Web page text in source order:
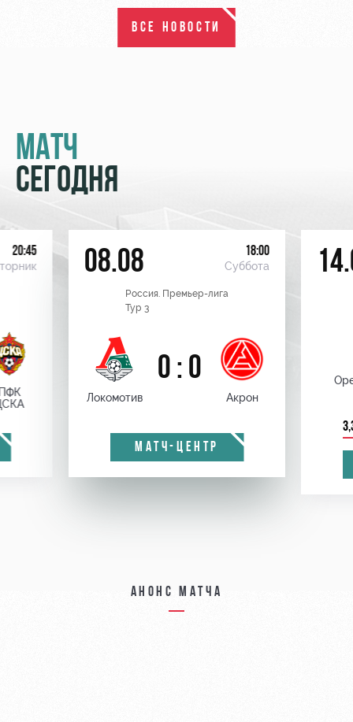
ВСЕ НОВОСТИ
МАТЧ
СЕГОДНЯ
20:45 08.08 18:00
Суббота
Россия. Премьер-лига
Тур 3
Локомотив
0 : 0
Акрон
МАТЧ-ЦЕНТР
Анонс матча